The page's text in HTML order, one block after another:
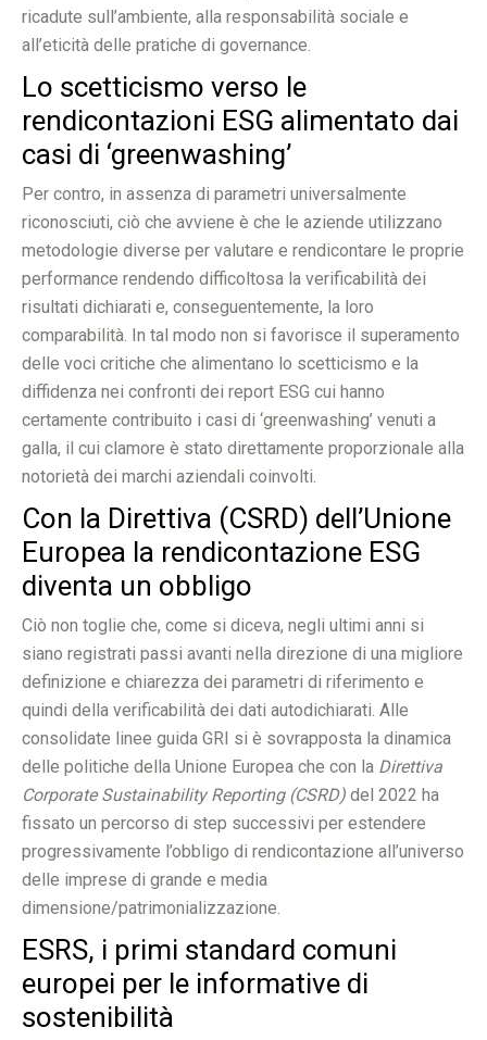
ricadute sull’ambiente, alla responsabilità sociale e
all’eticità delle pratiche di governance.
Lo scetticismo verso le
rendicontazioni ESG alimentato dai
casi di ‘greenwashing’
Per contro, in assenza di parametri universalmente
riconosciuti, ciò che avviene è che le aziende utilizzano
metodologie diverse per valutare e rendicontare le proprie
performance rendendo difficoltosa la verificabilità dei
risultati dichiarati e, conseguentemente, la loro
comparabilità. In tal modo non si favorisce il superamento
delle voci critiche che alimentano lo scetticismo e la
diffidenza nei confronti dei report ESG cui hanno
certamente contribuito i casi di ‘greenwashing’ venuti a
galla, il cui clamore è stato direttamente proporzionale alla
notorietà dei marchi aziendali coinvolti.
Con la Direttiva (CSRD) dell’Unione
Europea la rendicontazione ESG
diventa un obbligo
Ciò non toglie che, come si diceva, negli ultimi anni si
siano registrati passi avanti nella direzione di una migliore
definizione e chiarezza dei parametri di riferimento e
quindi della verificabilità dei dati autodichiarati. Alle
consolidate linee guida GRI si è sovrapposta la dinamica
delle politiche della Unione Europea che con la Direttiva
Corporate Sustainability Reporting (CSRD) del 2022 ha
fissato un percorso di step successivi per estendere
progressivamente l’obbligo di rendicontazione all’universo
delle imprese di grande e media
dimensione/patrimonializzazione.
ESRS, i primi standard comuni
europei per le informative di
sostenibilità